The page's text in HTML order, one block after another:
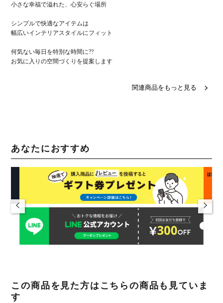
小さな幸福で溢れた、心安らぐ場所
シンプルで快適なアイテムは
幅広いインテリアスタイルにフィット
何気ない毎日を特別な時間に??
お気に入りの空間づくりを提案します
関連商品をもっと見る
あなたにおすすめ
この商品を見た方はこちらの商品も見ていま
す